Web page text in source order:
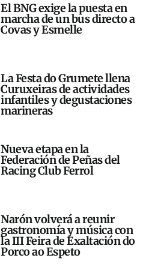
El BNG exige la puesta en
marcha de un bus directo a
Covas y Esmelle
La Festa do Grumete llena
Curuxeiras de actividades
infantiles y degustaciones
marineras
Nueva etapa en la
Federación de Peñas del
Racing Club Ferrol
Narón volverá a reunir
gastronomía y música con
la III Feira de Exaltación do
Porco ao Espeto